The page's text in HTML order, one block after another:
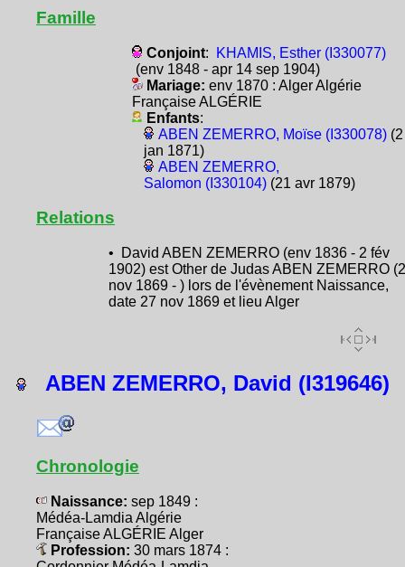
Famille
Conjoint:
KHAMIS, Esther (I330077)
(env 1848 - apr 14 sep 1904)
Mariage: env 1870 : Alger Algérie
Française ALGÉRIE
Enfants:
ABEN ZEMERRO, Moïse (I330078)(2
jan 1871)
ABEN ZEMERRO,
Salomon (I330104)(21 avr 1879)
Relations
• David ABEN ZEMERRO (env 1836 - 2 fév
1902) est Other de Judas ABEN ZEMERRO
nov 1869 - ) lors de l'évènement Naissance,
date 27 nov 1869 et lieu Alger
ABEN ZEMERRO, David (I319646)
Chronologie
Naissance: sep 1849 :
Médéa-Lamdia Algérie
Française ALGÉRIE Alger
Profession: 30 mars 1874 :